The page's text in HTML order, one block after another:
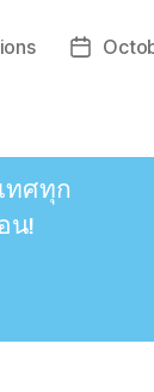
ทศทุก
น!